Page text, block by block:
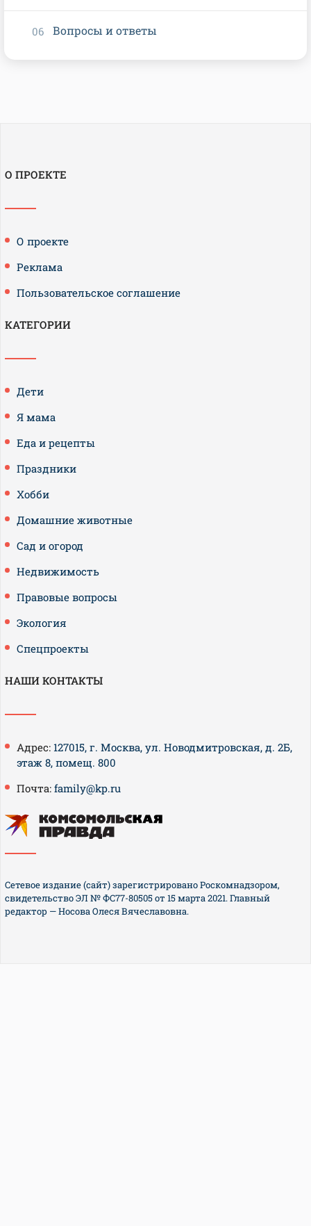
Вопросы и ответы
О ПРОЕКТЕ
О проекте
Реклама
Пользовательское соглашение
КАТЕГОРИИ
Дети
Я мама
Еда и рецепты
Праздники
Хобби
Домашние животные
Сад и огород
Недвижимость
Правовые вопросы
Экология
Спецпроекты
НАШИ КОНТАКТЫ
Адрес: 127015, г. Москва, ул. Новодмитровская, д. 2Б,
этаж 8, помещ. 800
Почта: family@kp.ru
Сетевое издание (сайт) зарегистрировано Роскомнадзором,
свидетельство ЭЛ № ФС77-80505 от 15 марта 2021. Главный
редактор — Носова Олеся Вячеславовна.